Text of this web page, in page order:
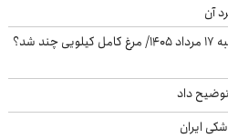
آن
قیمت جدید گوشت مرغ امروز شنبه ۱۷ مرداد ۱۴۰۵/ مرغ کامل کیلویی چند شد؟
داد
ایران